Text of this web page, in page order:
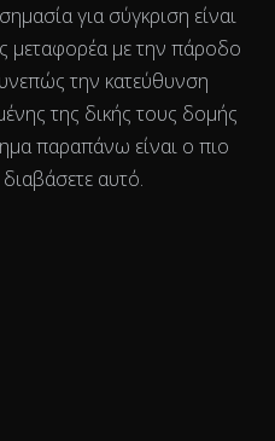
για σύγκριση είναι
μεταφορέα με την πάροδο
την κατεύθυνση
της δικής τους δομής
παραπάνω είναι ο πιο
αυτό.